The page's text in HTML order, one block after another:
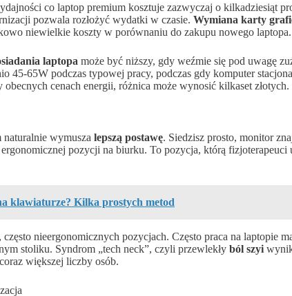
co laptop premium kosztuje zazwyczaj o kilkadziesiąt
pozwala rozłożyć wydatki w czasie. Wymiana karty
niewielkie koszty w porównaniu do zakupu nowego laptopa.
laptopa może być niższy, gdy weźmie się pod uwagę
45-65W podczas typowej pracy, podczas gdy komputer
cenach energii, różnica może wynosić kilkaset złotych.
naturalnie wymusza lepszą postawę. Siedzisz prosto, monitor
pozycji na biurku. To pozycja, którą fizjoterapeuci
klawiaturze? Kilka prostych metod
nieergonomicznych pozycjach. Często praca na laptopie
stoliku. Syndrom „tech neck”, czyli przewlekły ból szyi
większej liczby osób.